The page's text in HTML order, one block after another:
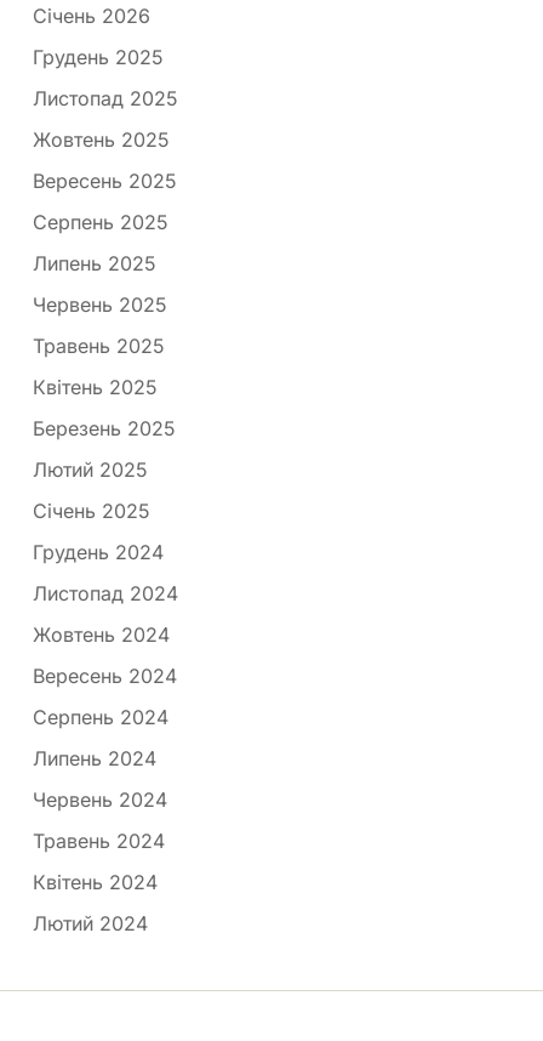
Січень 2026
Грудень 2025
Листопад 2025
Жовтень 2025
Вересень 2025
Серпень 2025
Липень 2025
Червень 2025
Травень 2025
Квітень 2025
Березень 2025
Лютий 2025
Січень 2025
Грудень 2024
Листопад 2024
Жовтень 2024
Вересень 2024
Серпень 2024
Липень 2024
Червень 2024
Травень 2024
Квітень 2024
Лютий 2024